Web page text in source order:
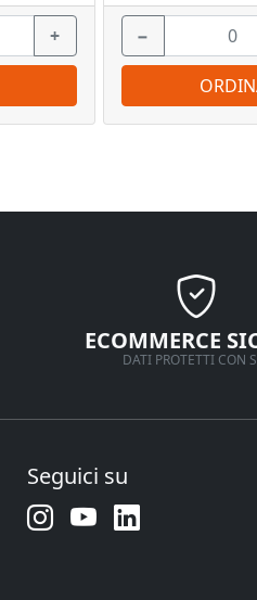
+ −
ECOMMERCE
DATI PROTETTI CON
Seguici su